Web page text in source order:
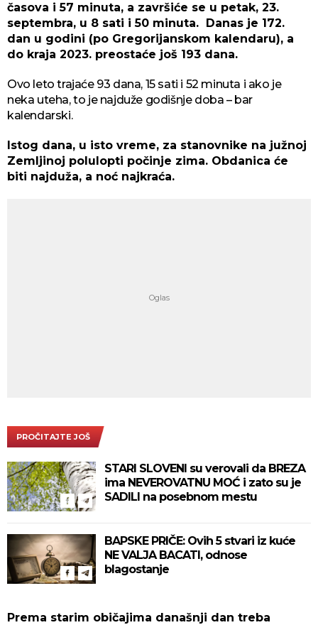
časova i 57 minuta, a završiće se u petak, 23.
septembra, u 8 sati i 50 minuta. Danas je 172.
dan u godini (po Gregorijanskom kalendaru), a
do kraja 2023. preostaće još 193 dana.
Ovo leto trajaće 93 dana, 15 sati i 52 minuta i ako je
neka uteha, to je najduže godišnje doba – bar
kalendarski.
Istog dana, u isto vreme, za stanovnike na južnoj
Zemljinoj polulopti počinje zima. Obdanica će
biti najduža, a noć najkraća.
PROČITAJTE JOŠ
STARI SLOVENI su verovali da BREZA
ima NEVEROVATNU MOĆ i zato su je
SADILI na posebnom mestu
BAPSKE PRIČE: Ovih 5 stvari iz kuće
NE VALJA BACATI, odnose
blagostanje
Prema starim običajima današnji dan treba